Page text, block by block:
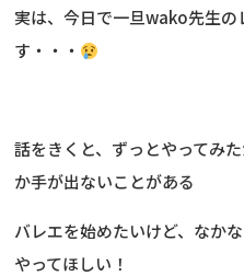
実は、今日で一旦wako先生の
す・・・
話をきくと、ずっとやってみ
か手が出ないことがある
バレエを始めたいけど、なか
やってほしい！